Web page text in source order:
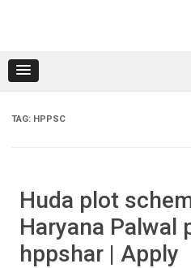
TAG: HPPSC
Huda plot
Haryana Palwal
hppshar | Apply